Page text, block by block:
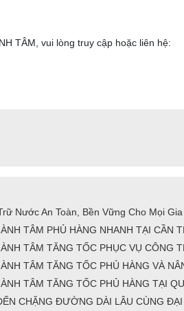
TÂM, vui lòng truy cập hoặc liên hệ:
Nước An Toàn, Bền Vững Cho Mọi
TÂM PHỦ HÀNG NHANH TẠI
TÂM TĂNG TỐC PHỤC VỤ CÔNG
TÂM TĂNG TỐC PHỦ HÀNG VÀ
TÂM TĂNG TỐC PHỦ HÀNG TẠI
CHẶNG ĐƯỜNG DÀI LÂU CÙNG